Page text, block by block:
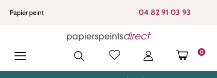
principal
Papier peint 04 82 91 03 93
0
LE